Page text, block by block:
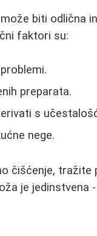
biti odlična
faktori su:
preparata.
s
nege.
čišćenje, tražite
je jedinstvena